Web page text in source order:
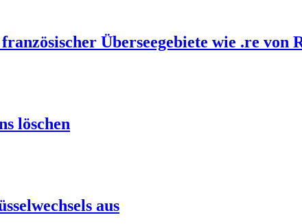
Überseegebiete wie .re von
löschen
aus